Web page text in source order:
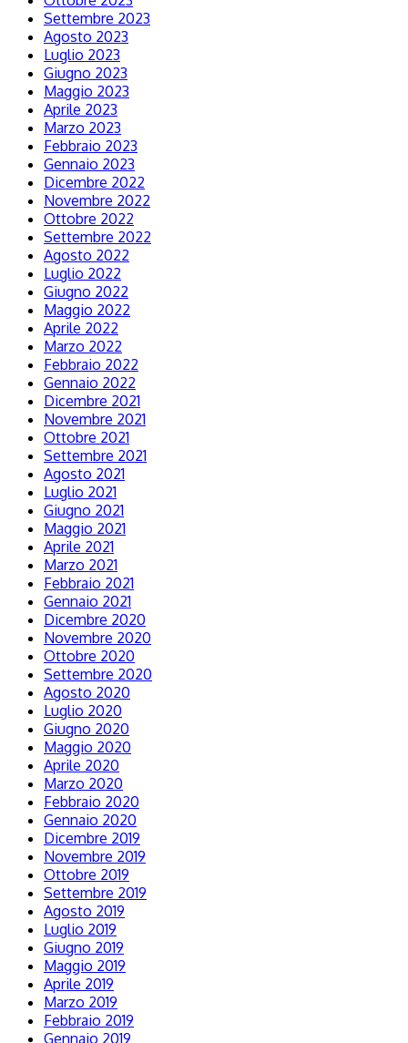
Settembre 2023
Agosto 2023
Luglio 2023
Giugno 2023
Maggio 2023
Aprile 2023
Marzo 2023
Febbraio 2023
Gennaio 2023
Dicembre 2022
Novembre 2022
Ottobre 2022
Settembre 2022
Agosto 2022
Luglio 2022
Giugno 2022
Maggio 2022
Aprile 2022
Marzo 2022
Febbraio 2022
Gennaio 2022
Dicembre 2021
Novembre 2021
Ottobre 2021
Settembre 2021
Agosto 2021
Luglio 2021
Giugno 2021
Maggio 2021
Aprile 2021
Marzo 2021
Febbraio 2021
Gennaio 2021
Dicembre 2020
Novembre 2020
Ottobre 2020
Settembre 2020
Agosto 2020
Luglio 2020
Giugno 2020
Maggio 2020
Aprile 2020
Marzo 2020
Febbraio 2020
Gennaio 2020
Dicembre 2019
Novembre 2019
Ottobre 2019
Settembre 2019
Agosto 2019
Luglio 2019
Giugno 2019
Maggio 2019
Aprile 2019
Marzo 2019
Febbraio 2019
Gennaio 2019